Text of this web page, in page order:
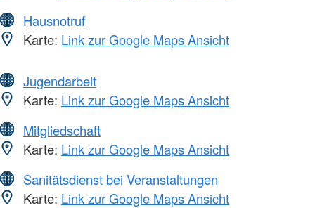
Hausnotruf
Karte: Link zur Google Maps Ansicht
Jugendarbeit
Karte: Link zur Google Maps Ansicht
Mitgliedschaft
Karte: Link zur Google Maps Ansicht
Sanitätsdienst bei Veranstaltungen
Karte: Link zur Google Maps Ansicht